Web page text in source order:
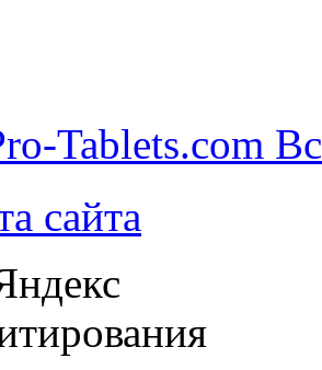
Tablets.com
сайта